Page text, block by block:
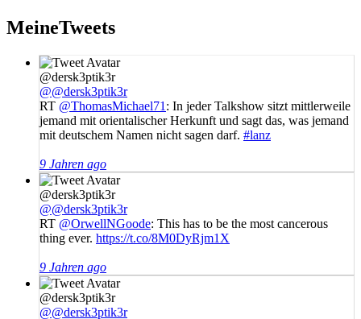
MeineTweets
@dersk3ptik3r
@@dersk3ptik3r
RT @ThomasMichael71 : In jeder Talkshow sitzt mittlerweile
jemand mit orientalischer Herkunft und sagt das, was jemand
mit deutschem Namen nicht sagen darf. #lanz
9 Jahren ago
@dersk3ptik3r
@@dersk3ptik3r
RT @OrwellNGoode: This has to be the most cancerous
thing ever. https://t.co/8M0DyRjm1X
9 Jahren ago
@dersk3ptik3r
@@dersk3ptik3r